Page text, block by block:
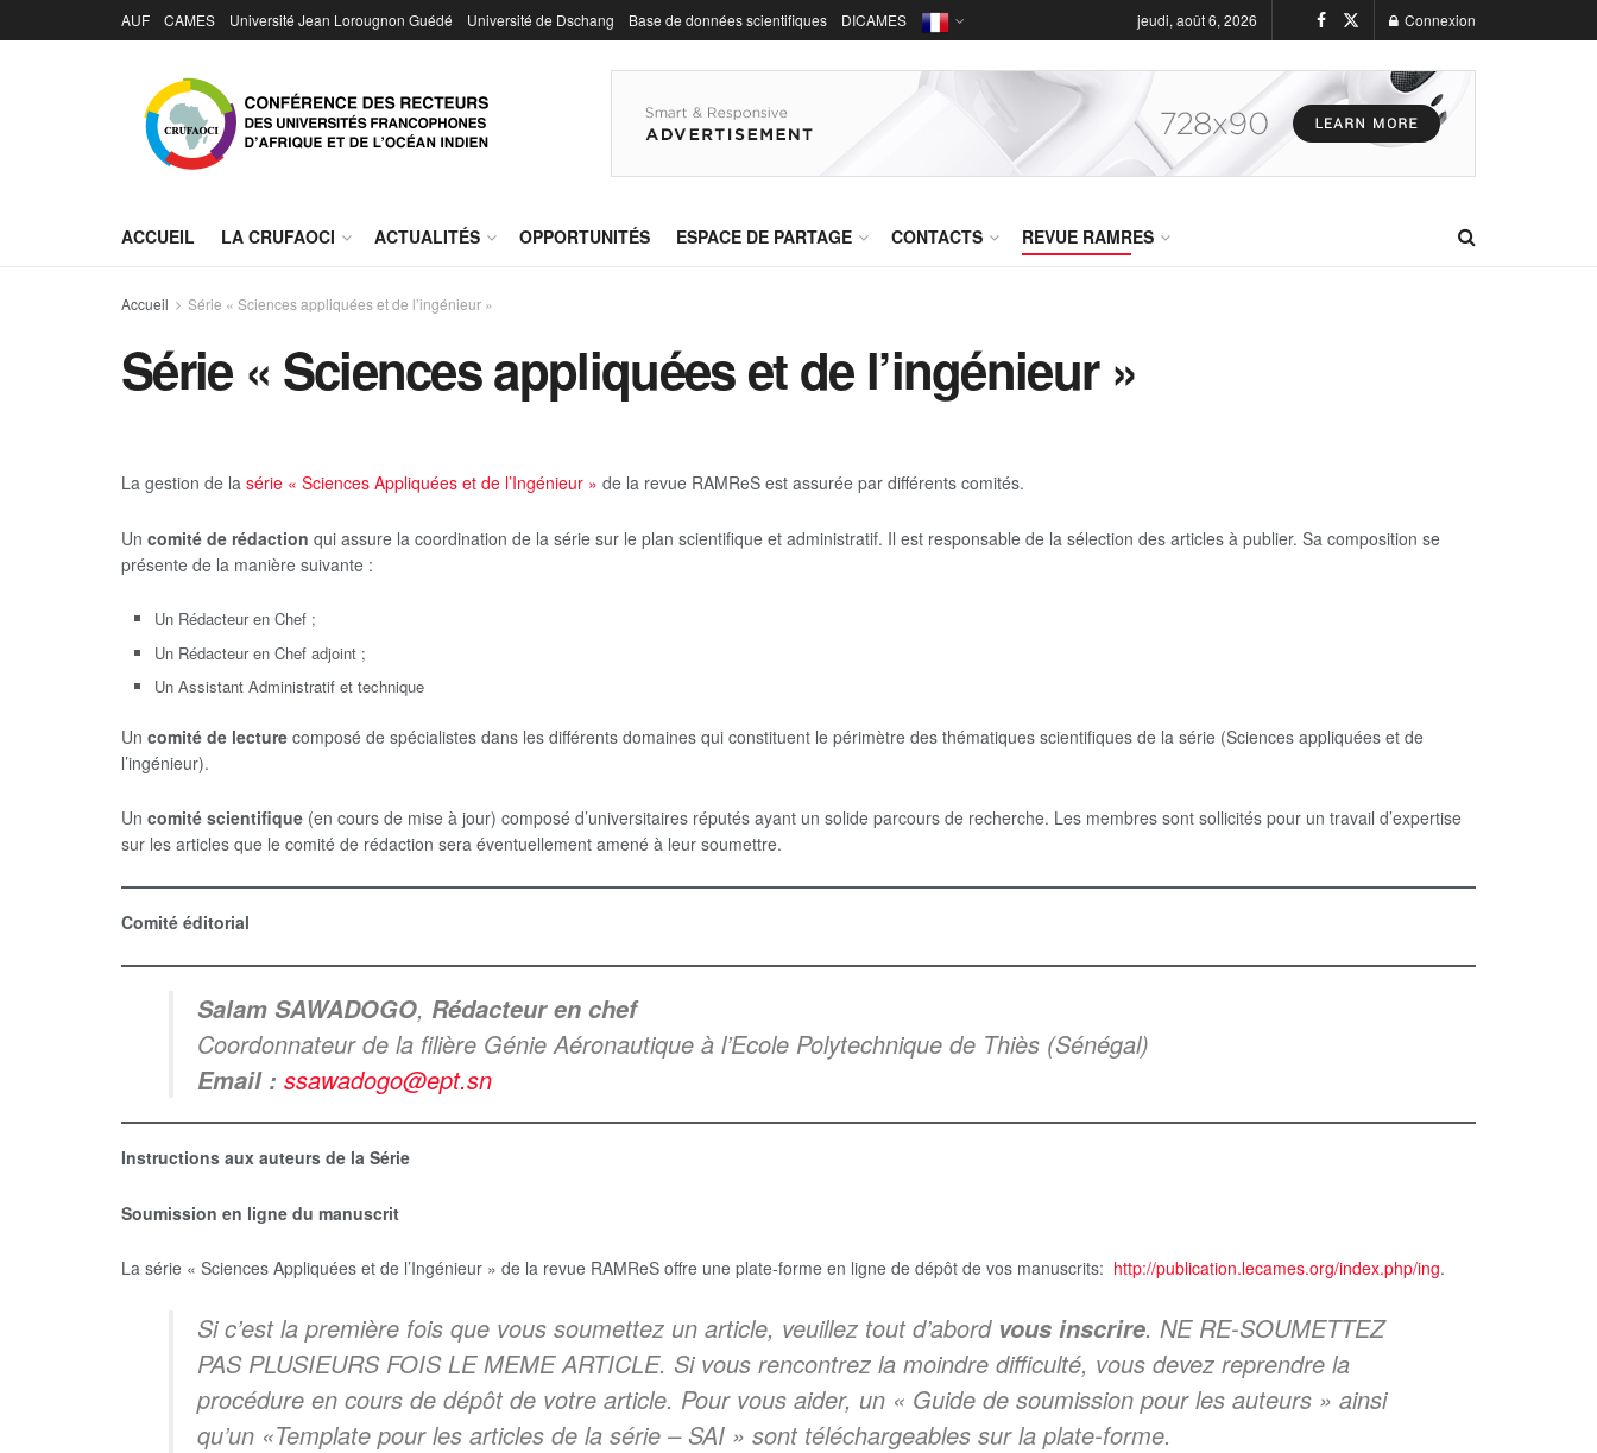
AUF CAMES Université Jean Lorougnon Guédé Université de Dschang Base de données scientifiques DICAMES jeudi, août 6, 2026 Connexion
ACCUEIL LA CRUFAOCI ACTUALITÉS OPPORTUNITÉS ESPACE DE PARTAGE CONTACTS REVUE RAMRES
Accueil Série « Sciences appliquées et de l’ingénieur »
Série « Sciences appliquées et de l’ingénieur »
La gestion de la série « Sciences Appliquées et de l’Ingénieur » de la revue RAMReS est assurée par différents comités.
Un comité de rédaction qui assure la coordination de la série sur le plan scientifique et administratif. Il est responsable de la sélection des articles à publier. Sa composition se
présente de la manière suivante :
Un Rédacteur en Chef ;
Un Rédacteur en Chef adjoint ;
Un Assistant Administratif et technique
Un comité de lecture composé de spécialistes dans les différents domaines qui constituent le périmètre des thématiques scientifiques de la série (Sciences appliquées et de
l’ingénieur).
Un comité scientifique (en cours de mise à jour) composé d’universitaires réputés ayant un solide parcours de recherche. Les membres sont sollicités pour un travail d’expertise
sur les articles que le comité de rédaction sera éventuellement amené à leur soumettre.
Comité éditorial
Salam SAWADOGO, Rédacteur en chef
Coordonnateur de la filière Génie Aéronautique à l’Ecole Polytechnique de Thiès (Sénégal)
Email : ssawadogo@ept.sn
Instructions aux auteurs de la Série
Soumission en ligne du manuscrit
La série « Sciences Appliquées et de l’Ingénieur » de la revue RAMReS offre une plate-forme en ligne de dépôt de vos manuscrits: http://publication.lecames.org/index.php/ing.
Si c’est la première fois que vous soumettez un article, veuillez tout d’abord vous inscrire. NE RE-SOUMETTEZ
PAS PLUSIEURS FOIS LE MEME ARTICLE. Si vous rencontrez la moindre difficulté, vous devez reprendre la
procédure en cours de dépôt de votre article. Pour vous aider, un « Guide de soumission pour les auteurs » ainsi
qu’un «Template pour les articles de la série – SAI » sont téléchargeables sur la plate-forme.